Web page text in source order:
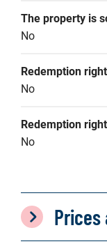
The property is
No
Redemption
No
Redemption
No
Prices